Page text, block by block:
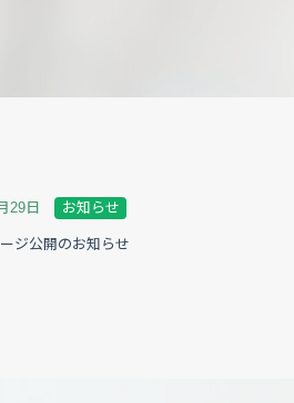
29日 お知らせ
ジ公開のお知らせ